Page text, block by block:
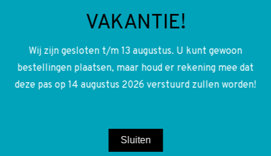
A6070161100 6070161100 W117 W156 W176 W246 OM607
Kleppendeksel pakking
25,00
W203 W204 W205 W207 W209 W211 W212 W213 W216
W217 W218 W221 W222 R231 W238 W246 W253 W461
Druksensor luchtfilter behuizing
VAKANTIE!
Wij zijn gesloten t/m 13 augustus. U kunt gewoon
bestellingen plaatsen, maar houd er rekening mee dat
deze pas op 14 augustus 2026 verstuurd zullen worden!
Sluiten